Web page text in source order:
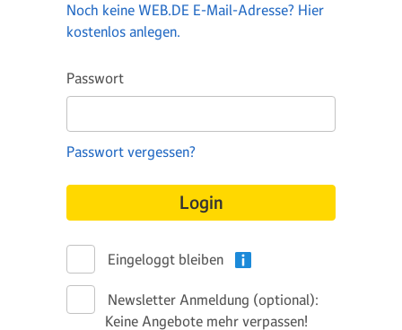
Noch keine WEB.DE E-Mail-Adresse? Hier
kostenlos anlegen.
Passwort
Passwort vergessen?
Login
Eingeloggt bleiben
Newsletter Anmeldung (optional):
Keine Angebote mehr verpassen!